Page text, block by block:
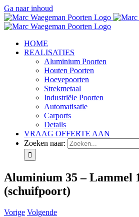
Ga naar inhoud
HOME
REALISATIES
Aluminium Poorten
Houten Poorten
Hoevepoorten
Strekmetaal
Industriële Poorten
Automatisatie
Carports
Details
VRAAG OFFERTE AAN
Zoeken naar:
Aluminium 35 – Lammel
(schuifpoort)
Vorige Volgende